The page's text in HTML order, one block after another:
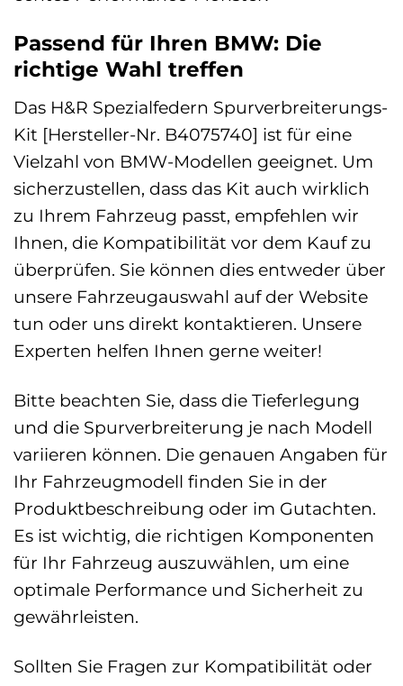
Passend für Ihren BMW: Die
richtige Wahl treffen
Das H&R Spezialfedern Spurverbreiterungs-
Kit [Hersteller-Nr. B4075740] ist für eine
Vielzahl von BMW-Modellen geeignet. Um
sicherzustellen, dass das Kit auch wirklich
zu Ihrem Fahrzeug passt, empfehlen wir
Ihnen, die Kompatibilität vor dem Kauf zu
überprüfen. Sie können dies entweder über
unsere Fahrzeugauswahl auf der Website
tun oder uns direkt kontaktieren. Unsere
Experten helfen Ihnen gerne weiter!
Bitte beachten Sie, dass die Tieferlegung
und die Spurverbreiterung je nach Modell
variieren können. Die genauen Angaben für
Ihr Fahrzeugmodell finden Sie in der
Produktbeschreibung oder im Gutachten.
Es ist wichtig, die richtigen Komponenten
für Ihr Fahrzeug auszuwählen, um eine
optimale Performance und Sicherheit zu
gewährleisten.
Sollten Sie Fragen zur Kompatibilität oder